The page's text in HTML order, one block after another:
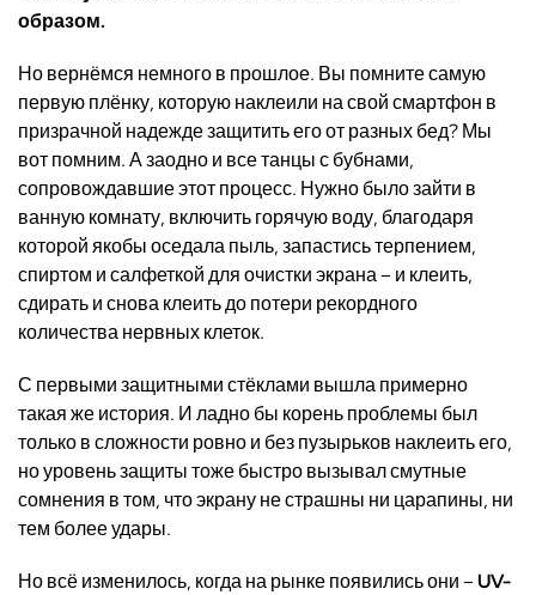
образом.
Но вернёмся немного в прошлое. Вы помните самую
первую плёнку, которую наклеили на свой смартфон в
призрачной надежде защитить его от разных бед? Мы
вот помним. А заодно и все танцы с бубнами,
сопровождавшие этот процесс. Нужно было зайти в
ванную комнату, включить горячую воду, благодаря
которой якобы оседала пыль, запастись терпением,
спиртом и салфеткой для очистки экрана – и клеить,
сдирать и снова клеить до потери рекордного
количества нервных клеток.
С первыми защитными стёклами вышла примерно
такая же история. И ладно бы корень проблемы был
только в сложности ровно и без пузырьков наклеить его,
но уровень защиты тоже быстро вызывал смутные
сомнения в том, что экрану не страшны ни царапины, ни
тем более удары.
Но всё изменилось, когда на рынке появились они –UV-